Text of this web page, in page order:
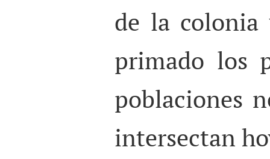
de la colonia
primado los
poblaciones
intersectan